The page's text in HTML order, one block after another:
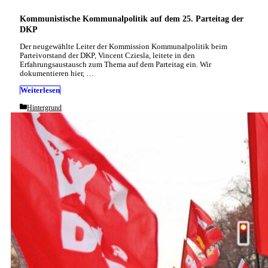
Kommunistische Kommunalpolitik auf dem 25. Parteitag der
DKP
Der neugewählte Leiter der Kommission Kommunalpolitik beim
Parteivorstand der DKP, Vincent Cziesla, leitete in den
Erfahrungsaustausch zum Thema auf dem Parteitag ein. Wir
dokumentieren hier, …
Weiterlesen
Categories
Hintergrund